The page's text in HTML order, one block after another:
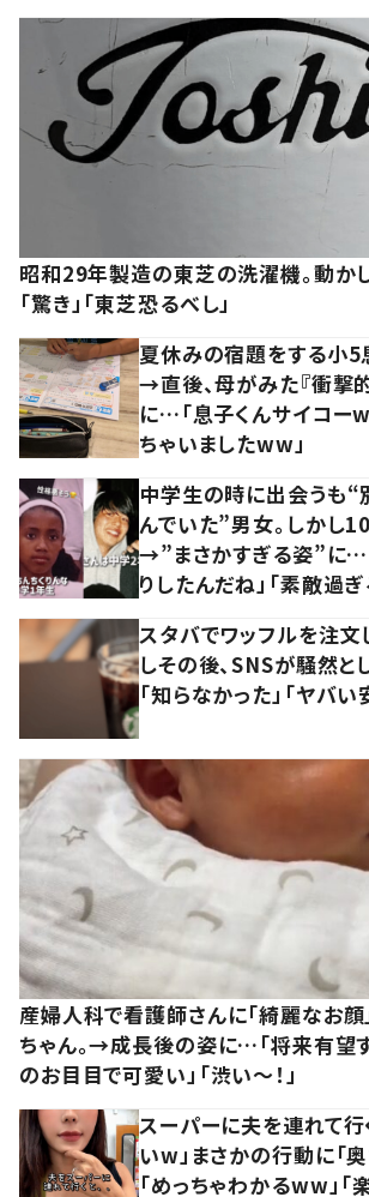
昭和29年製造の東芝の洗濯機。動
「驚き」「東芝恐るべし」
夏休みの宿題をする小5
→直後、母がみた『衝撃
に…「息子くんサイコー
ちゃいましたww」
中学生の時に出会うも
んでいた”男女。しかし
→”まさかすぎる姿”に…
りしたんだね」「素敵過ぎ
スタバでワッフルを注文
しその後、SNSが騒然
「知らなかった」「ヤバい
産婦人科で看護師さんに「綺麗なお顔
ちゃん。→成長後の姿に…「将来有望す
のお目目で可愛い」「渋い～！」
スーパーに夫を連れて行
いw」まさかの行動に「奥
「めっちゃわかるww」「